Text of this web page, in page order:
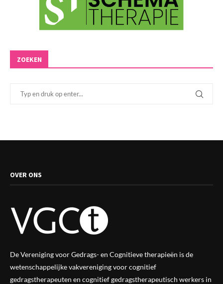
ZOEKEN
OVER ONS
De Vereniging voor Gedrags- en Cognitieve therapieën is de
wetenschappelijke vakverenigingvoor cognitief
gedragstherapeuten en cognitief gedragstherapeutisch werkers in